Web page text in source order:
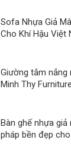
Sofa Nhựa Giả
Cho Khí Hậu Việt
Giường tắm nắng
Minh Thy
Bàn ghế nhựa giả
pháp bền đẹp